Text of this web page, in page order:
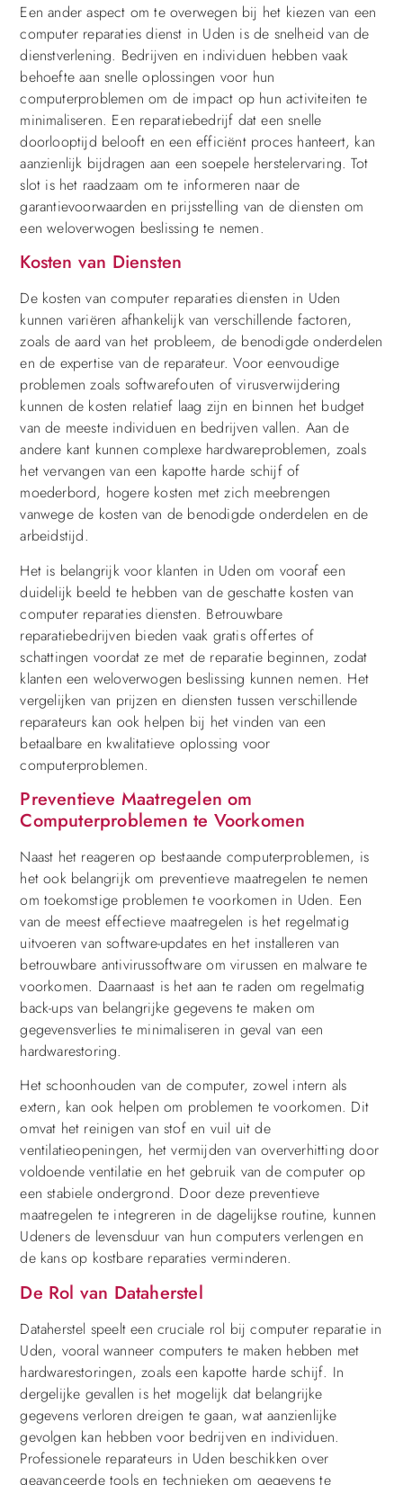
Een ander aspect om te overwegen bij het kiezen van een
computer reparaties dienst in Uden is de snelheid van de
dienstverlening. Bedrijven en individuen hebben vaak
behoefte aan snelle oplossingen voor hun
computerproblemen om de impact op hun activiteiten te
minimaliseren. Een reparatiebedrijf dat een snelle
doorlooptijd belooft en een efficiënt proces hanteert, kan
aanzienlijk bijdragen aan een soepele herstelervaring. Tot
slot is het raadzaam om te informeren naar de
garantievoorwaarden en prijsstelling van de diensten om
een weloverwogen beslissing te nemen.
Kosten van Diensten
De kosten van computer reparaties diensten in Uden
kunnen variëren afhankelijk van verschillende factoren,
zoals de aard van het probleem, de benodigde onderdelen
en de expertise van de reparateur. Voor eenvoudige
problemen zoals softwarefouten of virusverwijdering
kunnen de kosten relatief laag zijn en binnen het budget
van de meeste individuen en bedrijven vallen. Aan de
andere kant kunnen complexe hardwareproblemen, zoals
het vervangen van een kapotte harde schijf of
moederbord, hogere kosten met zich meebrengen
vanwege de kosten van de benodigde onderdelen en de
arbeidstijd.
Het is belangrijk voor klanten in Uden om vooraf een
duidelijk beeld te hebben van de geschatte kosten van
computer reparaties diensten. Betrouwbare
reparatiebedrijven bieden vaak gratis offertes of
schattingen voordat ze met de reparatie beginnen, zodat
klanten een weloverwogen beslissing kunnen nemen. Het
vergelijken van prijzen en diensten tussen verschillende
reparateurs kan ook helpen bij het vinden van een
betaalbare en kwalitatieve oplossing voor
computerproblemen.
Preventieve Maatregelen om
Computerproblemen te Voorkomen
Naast het reageren op bestaande computerproblemen, is
het ook belangrijk om preventieve maatregelen te nemen
om toekomstige problemen te voorkomen in Uden. Een
van de meest effectieve maatregelen is het regelmatig
uitvoeren van software-updates en het installeren van
betrouwbare antivirussoftware om virussen en malware te
voorkomen. Daarnaast is het aan te raden om regelmatig
back-ups van belangrijke gegevens te maken om
gegevensverlies te minimaliseren in geval van een
hardwarestoring.
Het schoonhouden van de computer, zowel intern als
extern, kan ook helpen om problemen te voorkomen. Dit
omvat het reinigen van stof en vuil uit de
ventilatieopeningen, het vermijden van oververhitting door
voldoende ventilatie en het gebruik van de computer op
een stabiele ondergrond. Door deze preventieve
maatregelen te integreren in de dagelijkse routine, kunnen
Udeners de levensduur van hun computers verlengen en
de kans op kostbare reparaties verminderen.
De Rol van Dataherstel
Dataherstel speelt een cruciale rol bij computer reparatie in
Uden, vooral wanneer computers te maken hebben met
hardwarestoringen, zoals een kapotte harde schijf. In
dergelijke gevallen is het mogelijk dat belangrijke
gegevens verloren dreigen te gaan, wat aanzienlijke
gevolgen kan hebben voor bedrijven en individuen.
Professionele reparateurs in Uden beschikken over
geavanceerde tools en technieken om gegevens te